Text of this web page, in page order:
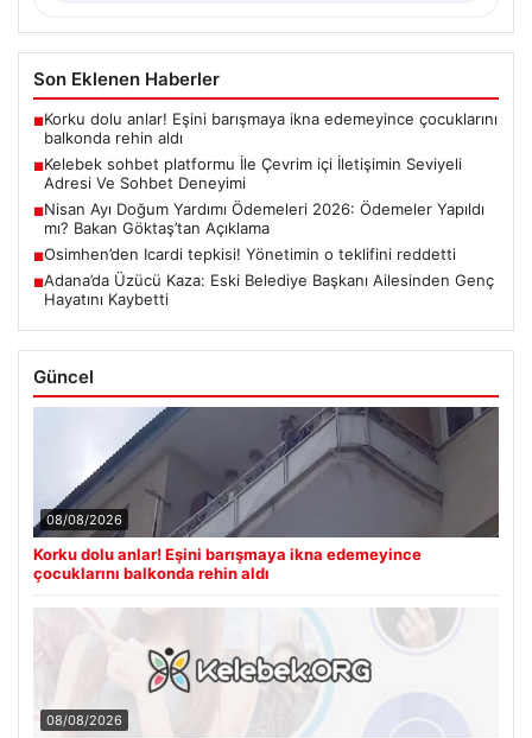
Son Eklenen Haberler
■Korku dolu anlar! Eşini barışmaya ikna edemeyince çocuklarını
balkonda rehin aldı
■Kelebek sohbet platformu İle Çevrim içi İletişimin Seviyeli
Adresi Ve Sohbet Deneyimi
■Nisan Ayı Doğum Yardımı Ödemeleri 2026: Ödemeler Yapıldı
mı? Bakan Göktaş’tan Açıklama
■Osimhen’den Icardi tepkisi! Yönetimin o teklifini reddetti
■Adana’da Üzücü Kaza: Eski Belediye Başkanı Ailesinden Genç
Hayatını Kaybetti
Güncel
08/08/2026
Korku dolu anlar! Eşini barışmaya ikna edemeyince
çocuklarını balkonda rehin aldı
08/08/2026